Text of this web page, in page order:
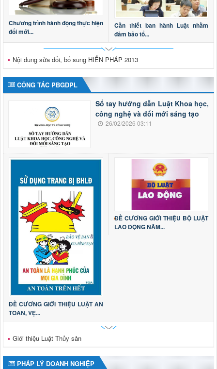
Chương trình hành động thực hiện
đổi mới...
Cần thiết ban hành Luật nhằm
đảm bảo tổ...
Nội dung sửa đổi, bổ sung HIẾN PHÁP 2013
CÔNG TÁC PBGDPL
Sổ tay hướng dẫn Luật Khoa học,
công nghệ và đổi mới sáng tạo
26/02/2026 03:11
ĐỀ CƯƠNG GIỚI THIỆU LUẬT AN
TOÀN, VỆ...
ĐỀ CƯƠNG GIỚI THIỆU BỘ LUẬT
LAO ĐỘNG NĂM...
Giới thiệu Luật Thủy sản
PHÁP LÝ DOANH NGHIỆP